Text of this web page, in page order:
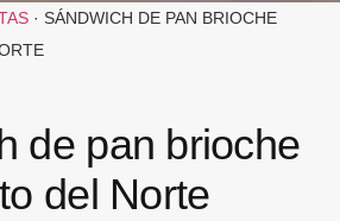
· SÁNDWICH DE PAN BRIOCHE
de pan brioche
del Norte